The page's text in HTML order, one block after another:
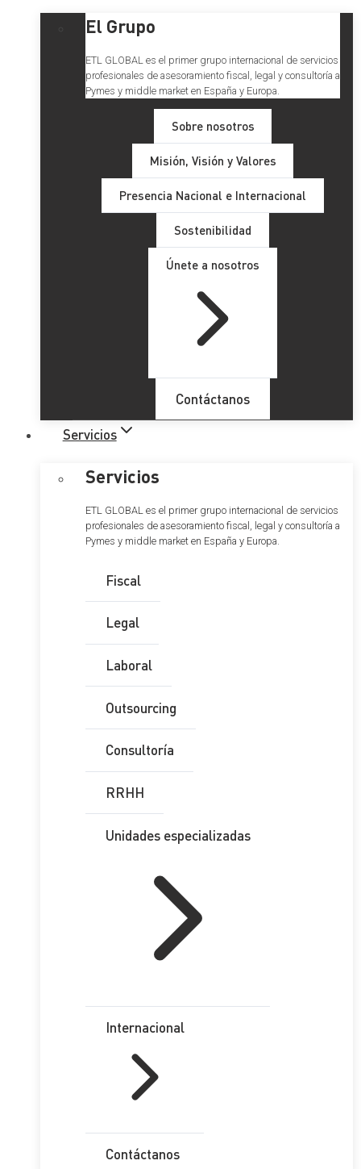
El Grupo
ETL GLOBAL es el primer grupo internacional de servicios
profesionales de asesoramiento fiscal, legal y consultoría a
Pymes y middle market en España y Europa.
Sobre nosotros
Misión, Visión y Valores
Presencia Nacional e Internacional
Sostenibilidad
Únete a nosotros
Contáctanos
Servicios
Servicios
ETL GLOBAL es el primer grupo internacional de servicios
profesionales de asesoramiento fiscal, legal y consultoría a
Pymes y middle market en España y Europa.
Fiscal
Legal
Laboral
Outsourcing
Consultoría
RRHH
Unidades especializadas
Internacional
Contáctanos